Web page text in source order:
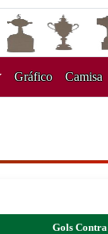
Gráfico Camisa
Gols Contra